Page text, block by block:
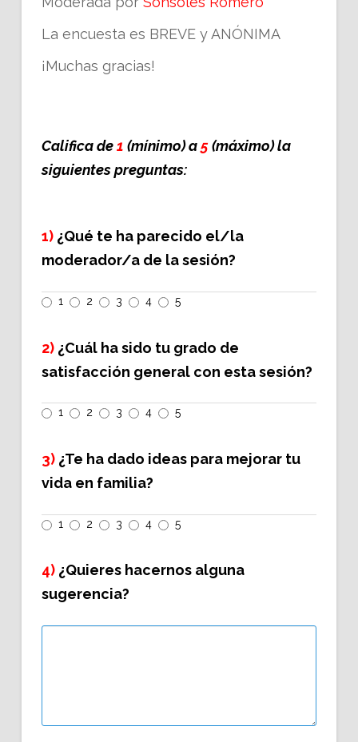
La encuesta es BREVE y ANÓNIMA
¡Muchas gracias!
Califica de1 (mínimo) a5(máximo) la
siguientes preguntas:
1) ¿Qué te ha parecido el/la
moderador/a de la sesión?
1 2 3 4 5
2)¿Cuál ha sido tu grado de
satisfacción general con esta sesión?
1 2 3 4 5
3)¿Te ha dado ideas para mejorar tu
vida en familia?
1 2 3 4 5
4)¿Quieres hacernos alguna
sugerencia?